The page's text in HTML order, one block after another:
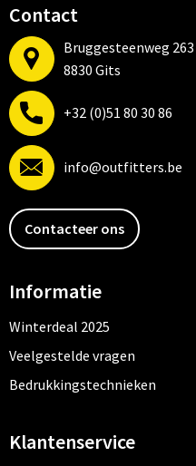
Contact
Bruggesteenweg 263
8830 Gits
+32 (0)51 80 30 86
info@outfitters.be
Contacteer ons
Informatie
Winterdeal 2025
Veelgestelde vragen
Bedrukkingstechnieken
Klantenservice